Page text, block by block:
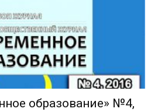
образование» №4,